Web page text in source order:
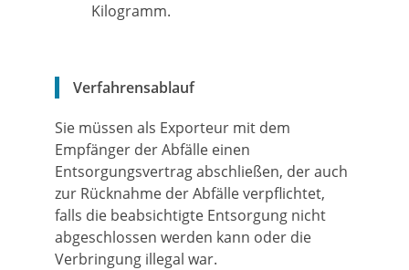
Kilogramm.
Verfahrensablauf
Sie müssen als Exporteur mit dem
Empfänger der Abfälle einen
Entsorgungsvertrag abschließen, der auch
zur Rücknahme der Abfälle verpflichtet,
falls die beabsichtigte Entsorgung nicht
abgeschlossen werden kann oder die
Verbringung illegal war.